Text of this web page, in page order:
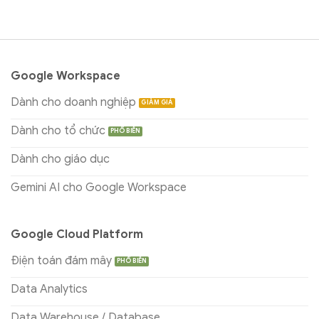
Google Workspace
Dành cho doanh nghiệp
Dành cho tổ chức
Dành cho giáo dục
Gemini AI cho Google Workspace
Google Cloud Platform
Điện toán đám mây
Data Analytics